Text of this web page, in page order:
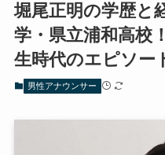
堀尾正明の学歴と
学・県立浦和高校
生時代のエピソー
男性アナウンサー